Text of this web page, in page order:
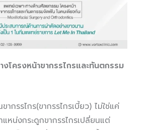
งโครงหน้าขากรรไกรและทันตกรรม
ากรรไกร(ขากรรไกรเบี้ยว) ไม่ใช่แค่
หน่งกระดูกขากรรไกรเปลี่ยนแต่